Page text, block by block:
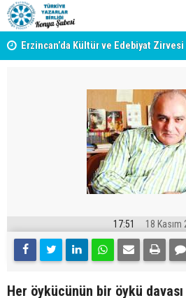
Erzincan’da Kültür ve Edebiyat
17:51 18 Kasım
Her öykücünün bir öykü davası